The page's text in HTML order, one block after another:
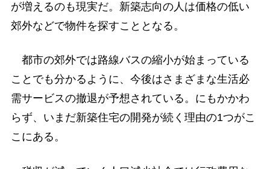
が増えるのも現実だ。新築志向の人は価格の低い
郊外などで物件を探すこととなる。
都市の郊外では路線バスの縮小が始まっている
ことでも分かるように、今後はさまざまな生活必
需サービスの撤退が予想されている。にもかかわ
らず、いまだ新築住宅の開発が続く理由の1つがこ
こにある。